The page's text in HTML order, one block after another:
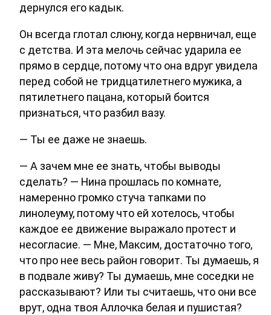
дернулся его кадык.
Он всегда глотал слюну, когда нервничал, еще
с детства. И эта мелочь сейчас ударила ее
прямо в сердце, потому что она вдруг увидела
перед собой не тридцатилетнего мужика, а
пятилетнего пацана, который боится
признаться, что разбил вазу.
— Ты ее даже не знаешь.
— А зачем мне ее знать, чтобы выводы
сделать? — Нина прошлась по комнате,
намеренно громко стуча тапками по
линолеуму, потому что ей хотелось, чтобы
каждое ее движение выражало протест и
несогласие. — Мне, Максим, достаточно того,
что про нее весь район говорит. Ты думаешь, я
в подвале живу? Ты думаешь, мне соседки не
рассказывают? Или ты считаешь, что они все
врут, одна твоя Аллочка белая и пушистая?